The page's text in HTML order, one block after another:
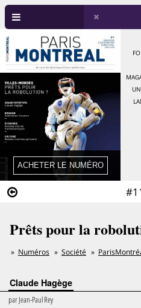
Prêts pour la
Numéros Société
Claude Hagège
parJean-Paul Rey